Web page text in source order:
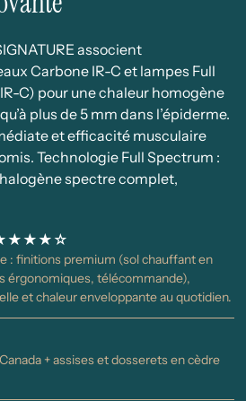
associent
Carbone IR-C et lampes Full
C) pour une chaleur homogène
plus de 5 mm dans l’épiderme.
et efficacité musculaire
Technologie Full Spectrum :
spectre complet,
★★★★☆
: finitions premium (sol chauffant en
érgonomiques, télécommande),
et chaleur enveloppante au quotidien.
+ assises et dosserets en cèdre